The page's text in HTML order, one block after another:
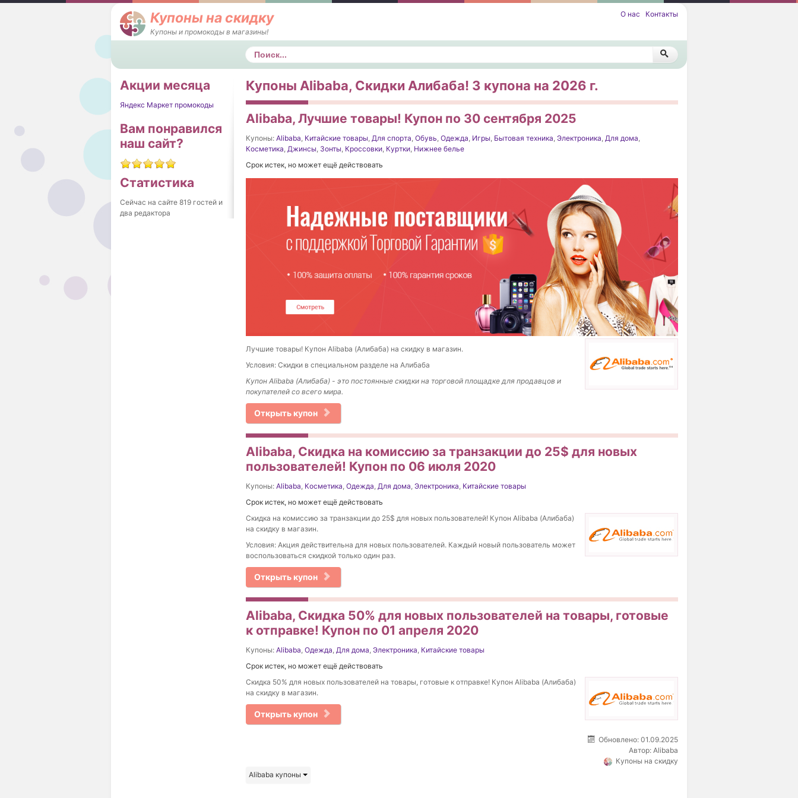
Купоны на скидку
Купоны и промокоды в магазины!
О нас Контакты
Поиск
Акции месяца
Яндекс Маркет промокоды
Вам понравился
наш сайт?
Статистика
Сейчас на сайте 819 гостей и
два редактора
Купоны Alibaba, Скидки Алибаба! 3 купона на 2026 г.
Alibaba, Лучшие товары! Купон по 30 сентября 2025
Купоны: Alibaba, Китайские товары, Для спорта, Обувь, Одежда, Игры, Бытовая техника, Электроника, Для дома,
Косметика, Джинсы, Зонты, Кроссовки, Куртки, Нижнее белье
Срок истек, но может ещё действовать
Лучшие товары! Купон Alibaba (Алибаба) на скидку в магазин.
Условия: Скидки в специальном разделе на Алибаба
Купон Alibaba (Алибаба) - это постоянные скидки на торговой площадке для продавцов и
покупателей со всего мира.
Открыть купон
Alibaba, Скидка на комиссию за транзакции до 25$ для новых
пользователей! Купон по 06 июля 2020
Купоны: Alibaba, Косметика, Одежда, Для дома, Электроника, Китайские товары
Срок истек, но может ещё действовать
Скидка на комиссию за транзакции до 25$ для новых пользователей! Купон Alibaba (Алибаба)
на скидку в магазин.
Условия: Акция действительна для новых пользователей. Каждый новый пользователь может
воспользоваться скидкой только один раз.
Открыть купон
Alibaba, Скидка 50% для новых пользователей на товары, готовые
к отправке! Купон по 01 апреля 2020
Купоны: Alibaba, Одежда, Для дома, Электроника, Китайские товары
Срок истек, но может ещё действовать
Скидка 50% для новых пользователей на товары, готовые к отправке! Купон Alibaba (Алибаба)
на скидку в магазин.
Открыть купон
Обновлено: 01.09.2025
Автор: Alibaba
Купоны на скидку
Alibaba купоны